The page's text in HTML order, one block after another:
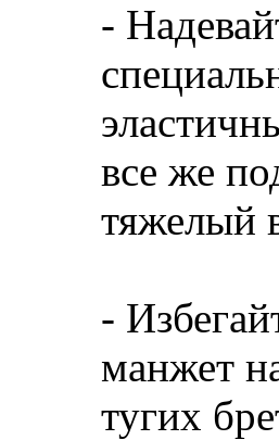
-
все же
тяжелый
-
манжет
тугих